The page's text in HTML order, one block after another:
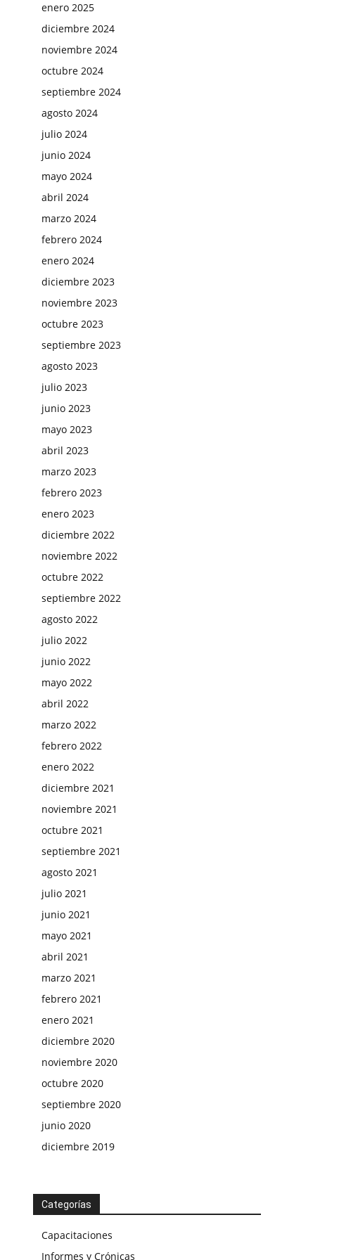
enero 2025
diciembre 2024
noviembre 2024
octubre 2024
septiembre 2024
agosto 2024
julio 2024
junio 2024
mayo 2024
abril 2024
marzo 2024
febrero 2024
enero 2024
diciembre 2023
noviembre 2023
octubre 2023
septiembre 2023
agosto 2023
julio 2023
junio 2023
mayo 2023
abril 2023
marzo 2023
febrero 2023
enero 2023
diciembre 2022
noviembre 2022
octubre 2022
septiembre 2022
agosto 2022
julio 2022
junio 2022
mayo 2022
abril 2022
marzo 2022
febrero 2022
enero 2022
diciembre 2021
noviembre 2021
octubre 2021
septiembre 2021
agosto 2021
julio 2021
junio 2021
mayo 2021
abril 2021
marzo 2021
febrero 2021
enero 2021
diciembre 2020
noviembre 2020
octubre 2020
septiembre 2020
junio 2020
diciembre 2019
Categorías
Capacitaciones
Informes y Crónicas